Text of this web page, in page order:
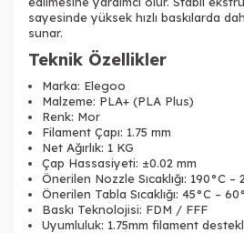
sayesinde yüksek hızlı baskılarda
sunar.
Teknik Özellikler
Marka: Elegoo
Malzeme: PLA+ (PLA Plus)
Renk: Mor
Filament Çapı: 1.75 mm
Net Ağırlık: 1 KG
Çap Hassasiyeti: ±0.02 mm
Önerilen Nozzle Sıcaklığı: 190°C –
Önerilen Tabla Sıcaklığı: 45°C –
Baskı Teknolojisi: FDM / FFF
Uyumluluk: 1.75mm filament